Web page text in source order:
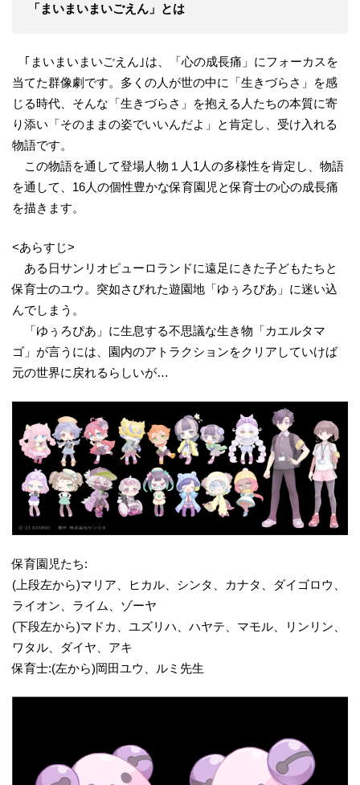
「まいまいまいごえん」とは
｢まいまいまいごえん｣は、「心の成長痛」にフォーカスを
当てた群像劇です。多くの人が世の中に「生きづらさ」を感
じる時代、そんな「生きづらさ」を抱える人たちの本質に寄
り添い「そのままの姿でいいんだよ」と肯定し、受け入れる
物語です。
この物語を通して登場人物１人1人の多様性を肯定し、物語
を通して、16人の個性豊かな保育園児と保育士の心の成長痛
を描きます。
<あらすじ>
ある日サンリオピューロランドに遠足にきた子どもたちと
保育士のユウ。突如さびれた遊園地「ゆぅろぴあ」に迷い込
んでしまう。
「ゆぅろぴあ」に生息する不思議な生き物「カエルタマ
ゴ」が言うには、園内のアトラクションをクリアしていけば
元の世界に戻れるらしいが…
保育園児たち:
(上段左から)マリア、ヒカル、シンタ、カナタ、ダイゴロウ、
ライオン、ライム、ゾーヤ
(下段左から)マドカ、ユズリハ、ハヤテ、マモル、リンリン、
ワタル、ダイヤ、アキ
保育士:(左から)岡田ユウ、ルミ先生